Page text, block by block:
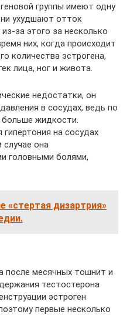
группы имеют одну
ухудшают отток
за этого за несколько
них, когда происходит
количества эстрогена,
лица, ног и живота.
недостатки, он
в сосудах, ведь по
жидкости.
на сосудах
случае она
головными болями,
«стертая дизартрия»
после месячных тошнит и
тестостерона
эстроген
первые несколько